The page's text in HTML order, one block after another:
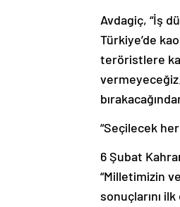
Avdagiç, “İş
Türkiye’de
teröristlere
vermeyeceğiz.
“Seçilecek
6 Şubat
“Milletimizin
sonuçlarını